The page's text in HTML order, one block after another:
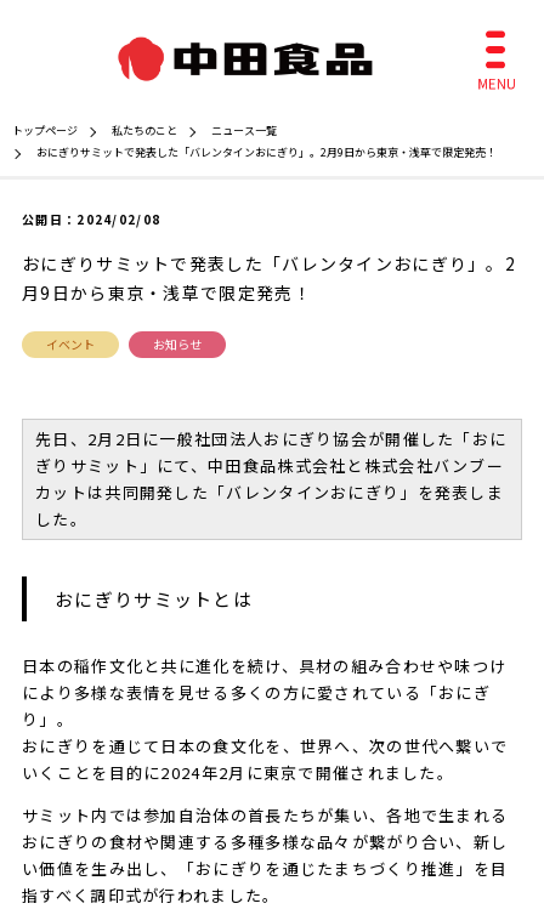
トップページ 私たちのこと
ニュース一覧
おにぎりサミットで発表した「バレンタインおにぎり」。2月9日から東京・浅草で限定発売！
公開日： 2024/02/08
おにぎりサミットで発表した「バレンタインおにぎり」。2
月9日から東京・浅草で限定発売！
イベント お知らせ
先日、2月2日に一般社団法人おにぎり協会が開催した「おに
ぎりサミット」にて、中田食品株式会社と株式会社バンブー
カットは共同開発した「バレンタインおにぎり」を発表しま
した。
おにぎりサミットとは
日本の稲作文化と共に進化を続け、具材の組み合わせや味つけ
により多様な表情を見せる多くの方に愛されている「おにぎ
り」。
おにぎりを通じて日本の食文化を、世界へ、次の世代へ繋いで
いくことを目的に2024年2月に東京で開催されました。
サミット内では参加自治体の首長たちが集い、各地で生まれる
おにぎりの食材や関連する多種多様な品々が繋がり合い、新し
い価値を生み出し、「おにぎりを通じたまちづくり推進」を目
指すべく調印式が行われました。